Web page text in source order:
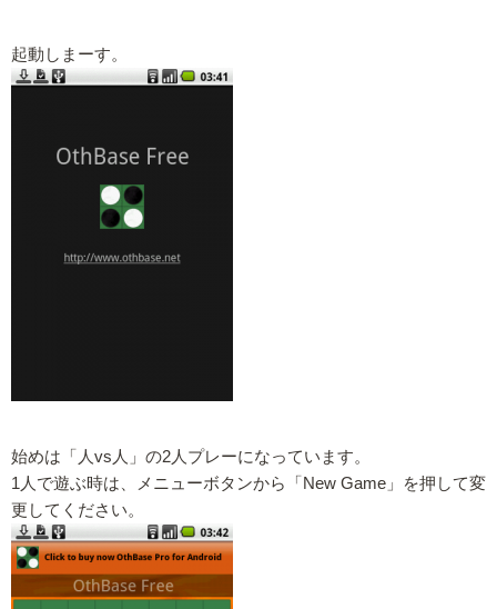
起動しまーす。
始めは「人vs人」の2人プレーになっています。
1人で遊ぶ時は、メニューボタンから「New Game」を押して変
更してください。